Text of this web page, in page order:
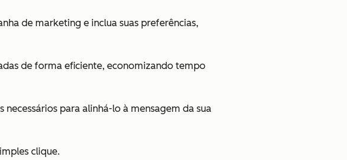
de marketing e inclua suas preferências,
de forma eficiente, economizando tempo
para alinhá-lo à mensagem da sua
clique.